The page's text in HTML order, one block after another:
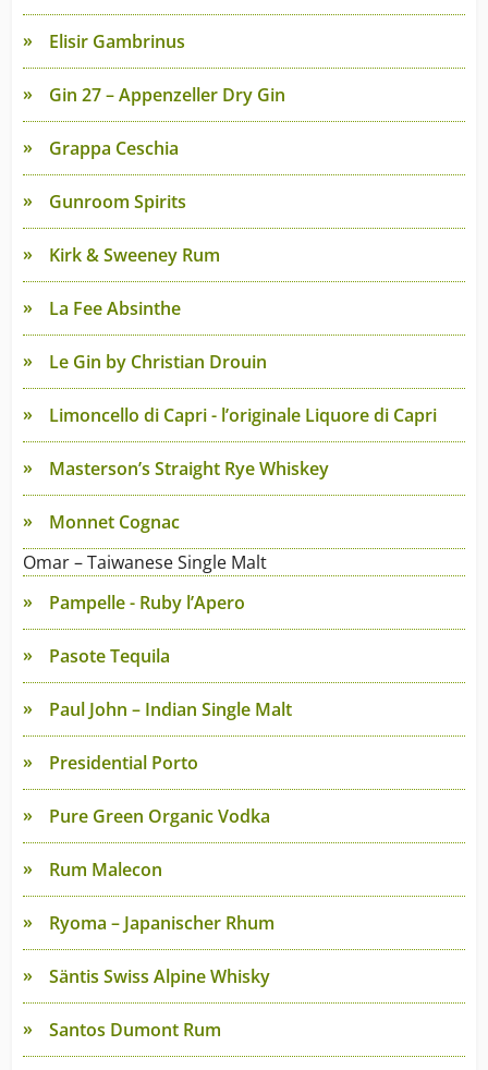
Elisir Gambrinus
Gin 27 – Appenzeller Dry Gin
Grappa Ceschia
Gunroom Spirits
Kirk & Sweeney Rum
La Fee Absinthe
Le Gin by Christian Drouin
Limoncello di Capri - l’originale Liquore di Capri
Masterson’s Straight Rye Whiskey
Monnet Cognac
Omar – Taiwanese Single Malt
Pampelle - Ruby l’Apero
Pasote Tequila
Paul John – Indian Single Malt
Presidential Porto
Pure Green Organic Vodka
Rum Malecon
Ryoma – Japanischer Rhum
Säntis Swiss Alpine Whisky
Santos Dumont Rum